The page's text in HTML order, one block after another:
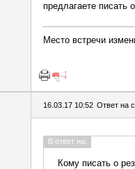
предлагаете писать
Место встречи
16.03.17 10:52 Ответ на
В ответ на:
Кому писать о